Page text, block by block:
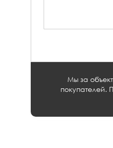
Мы за
покупателей.